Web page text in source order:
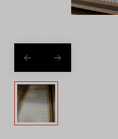
Contactos
Siga-nos nas redes